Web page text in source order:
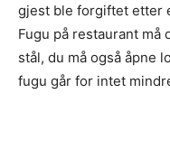
gjest ble forgiftet etter
Fugu på restaurant må
stål, du må også åpne
fugu går for intet